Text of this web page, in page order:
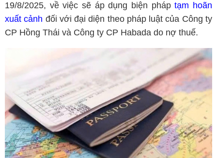
19/8/2025, về việc sẽ áp dụng biện pháptạm hoãn
xuất cảnh đối với đại diện theo pháp luật của Công ty
CP Hồng Thái và Công ty CP Habada do nợ thuế.